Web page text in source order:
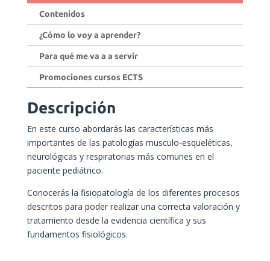
Contenidos
¿Cómo lo voy a aprender?
Para qué me va a a servir
Promociones cursos ECTS
Descripción
En este curso abordarás las características más
importantes de las patologías musculo-esqueléticas,
neurológicas y respiratorias más comunes en el
paciente pediátrico.
Conocerás la fisiopatología de los diferentes procesos
descritos para poder realizar una correcta valoración y
tratamiento desde la evidencia científica y sus
fundamentos fisiológicos.